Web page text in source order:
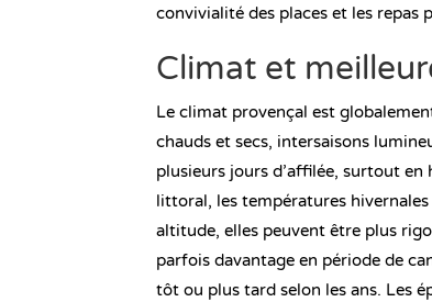
convivialité des places et les repas
Climat et
Le climat provençal est
chauds et secs, intersaisons
plusieurs jours d’affilée, surtout
littoral, les températures
altitude, elles peuvent être plus
parfois davantage en période de
tôt ou plus tard selon les ans. Les